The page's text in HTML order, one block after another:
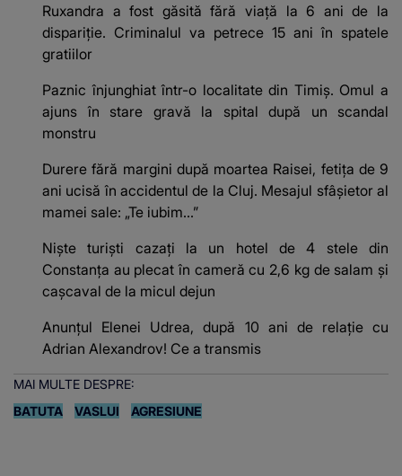
Ruxandra a fost găsită fără viață la 6 ani de la
dispariție. Criminalul va petrece 15 ani în spatele
gratiilor
Paznic înjunghiat într-o localitate din Timiș. Omul a
ajuns în stare gravă la spital după un scandal
monstru
Durere fără margini după moartea Raisei, fetița de 9
ani ucisă în accidentul de la Cluj. Mesajul sfâșietor al
mamei sale: „Te iubim…”
Niște turiști cazați la un hotel de 4 stele din
Constanța au plecat în cameră cu 2,6 kg de salam și
cașcaval de la micul dejun
Anunțul Elenei Udrea, după 10 ani de relație cu
Adrian Alexandrov! Ce a transmis
MAI MULTE DESPRE:
BATUTA
VASLUI AGRESIUNE